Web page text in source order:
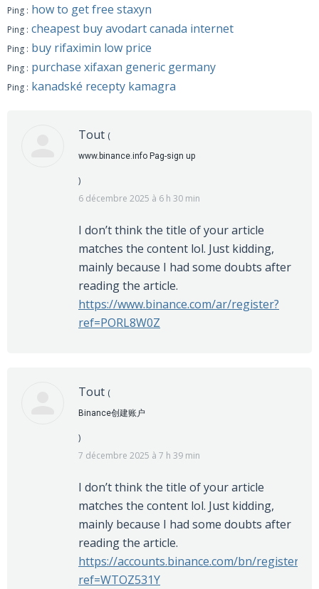
Ping : how to get free staxyn
Ping : cheapest buy avodart canada internet
Ping : buy rifaximin low price
Ping : purchase xifaxan generic germany
Ping : kanadské recepty kamagra
Tout (
www.binance.info Pag-sign up
)
6 décembre 2025 à 6 h 30 min
I don’t think the title of your article
matches the content lol. Just kidding,
mainly because I had some doubts after
reading the article.
https://www.binance.com/ar/register?
ref=PORL8W0Z
Tout (
Binance创建账户
)
7 décembre 2025 à 7 h 39 min
I don’t think the title of your article
matches the content lol. Just kidding,
mainly because I had some doubts after
reading the article.
https://accounts.binance.com/bn/register?
ref=WTOZ531Y